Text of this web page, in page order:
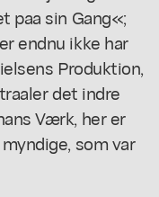
paa sin Gang«;
endnu ikke har
Produktion,
det indre
Værk, her er
som var